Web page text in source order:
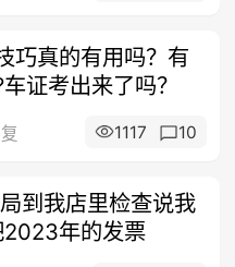
巧真的有用吗？有
证考出来了吗？
1117 10
到我店里检查说我
年的发票